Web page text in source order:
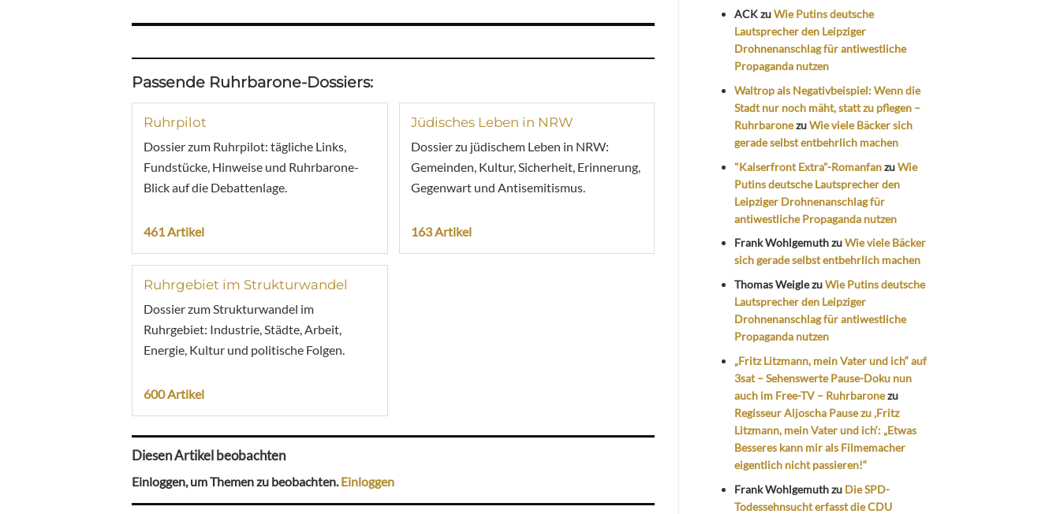
Passende Ruhrbarone-Dossiers:
Ruhrpilot
Dossier zum Ruhrpilot: tägliche Links,
Fundstücke, Hinweise und Ruhrbarone-
Blick auf die Debattenlage.
461 Artikel
Jüdisches Leben in NRW
Dossier zu jüdischem Leben in NRW:
Gemeinden, Kultur, Sicherheit, Erinnerung,
Gegenwart und Antisemitismus.
163 Artikel
Ruhrgebiet im Strukturwandel
Dossier zum Strukturwandel im
Ruhrgebiet: Industrie, Städte, Arbeit,
Energie, Kultur und politische Folgen.
600 Artikel
Diesen Artikel beobachten
Einloggen, um Themen zu beobachten.Einloggen
ACKzuWie Putins deutsche
Lautsprecher den Leipziger
Drohnenanschlag für antiwestliche
Propaganda nutzen
Waltrop als Negativbeispiel: Wenn die
Stadt nur noch mäht, statt zu pflegen –
RuhrbaronezuWie viele Bäcker sich
gerade selbst entbehrlich machen
"Kaiserfront Extra"-RomanfanzuWie
Putins deutsche Lautsprecher den
Leipziger Drohnenanschlag für
antiwestliche Propaganda nutzen
Frank WohlgemuthzuWie viele Bäcker
sich gerade selbst entbehrlich machen
Thomas WeiglezuWie Putins deutsche
Lautsprecher den Leipziger
Drohnenanschlag für antiwestliche
Propaganda nutzen
„Fritz Litzmann, mein Vater und ich“ auf
3sat – Sehenswerte Pause-Doku nun
auch im Free-TV – Ruhrbaronezu
Regisseur Aljoscha Pause zu ‚Fritz
Litzmann, mein Vater und ich‘: „Etwas
Besseres kann mir als Filmemacher
eigentlich nicht passieren!“
Frank Wohlgemuthzu Die SPD-
Todessehnsucht erfasst die CDU